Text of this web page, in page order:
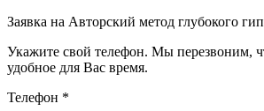
Заявка на Авторский метод глубокого
Укажите свой телефон. Мы перезвоним,
удобное для Вас время.
Телефон *